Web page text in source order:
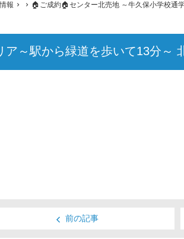
報 🏠ご成約🏠センター北売地 ～牛久保小学校通
～駅から緑道を歩いて13分～
前の記事